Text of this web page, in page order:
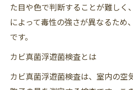
た目や色で判断することが難しく
によって毒性の強さが異なるため
です。
カビ真菌浮遊菌検査とは
カビ真菌浮遊菌検査は、室内の空